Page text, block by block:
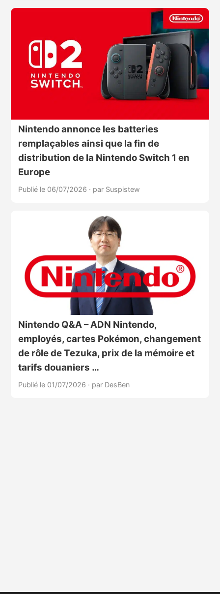
Nintendo annonce les batteries
remplaçables ainsi que la fin de
distribution de la Nintendo Switch 1 en
Europe
Publié le 06/07/2026 · par Suspistew
Nintendo Q&A – ADN Nintendo,
employés, cartes Pokémon, changement
de rôle de Tezuka, prix de la mémoire et
tarifs douaniers …
Publié le 01/07/2026 · par DesBen